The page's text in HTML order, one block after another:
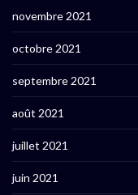
novembre 2021
octobre 2021
septembre 2021
août 2021
juillet 2021
juin 2021